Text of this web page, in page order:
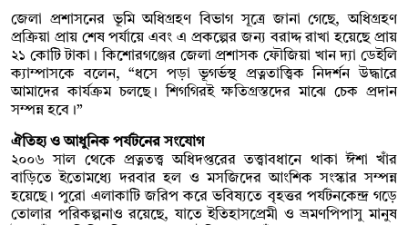
জেলা প্রশাসনের ভূমি অধিগ্রহণ বিভাগ সূত্রে জানা গেছে, অধিগ্রহণ
প্রক্রিয়া প্রায় শেষ পর্যায়ে এবং এ প্রকল্পের জন্য বরাদ্দ রাখা হয়েছে প্রায়
২১ কোটি টাকা। কিশোরগঞ্জের জেলা প্রশাসক ফৌজিয়া খান দ্যা ডেইলি
ক্যাম্পাসকে বলেন, “ধসে পড়া ভূগর্ভস্থ প্রত্নতাত্ত্বিক নিদর্শন উদ্ধারে
আমাদের কার্যক্রম চলছে। শিগগিরই ক্ষতিগ্রস্তদের মাঝে চেক প্রদান
সম্পন্ন হবে।”
ঐতিহ্য ও আধুনিক পর্যটনের সংযোগ
২০০৬ সাল থেকে প্রত্নতত্ত্ব অধিদপ্তরের তত্ত্বাবধানে থাকা ঈশা খাঁর
বাড়িতে ইতোমধ্যে দরবার হল ও মসজিদের আংশিক সংস্কার সম্পন্ন
হয়েছে। পুরো এলাকাটি জরিপ করে ভবিষ্যতে বৃহত্তর পর্যটনকেন্দ্র গড়ে
তোলার পরিকল্পনাও রয়েছে, যাতে ইতিহাসপ্রেমী ও ভ্রমণপিপাসু মানুষ